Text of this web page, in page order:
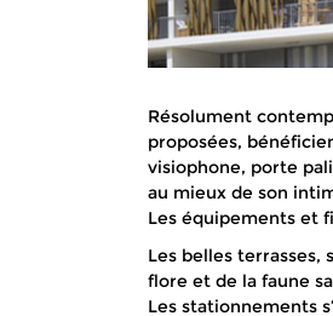
Résolument
proposées,
visiophone, porte
au mieux de son
Les équipements et
Les belles terrasses,
flore et de la faune
Les stationnements